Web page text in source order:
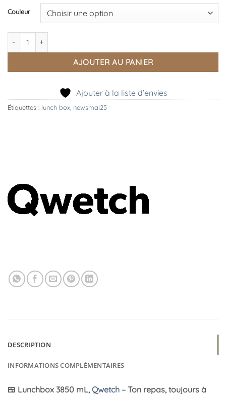
Couleur
quantité de Lunchbox 850 mL (4 Coloris), Qwetch
AJOUTER AU PANIER
Ajouter à la liste d’envies
Étiquettes : lunch box newsmai25
DESCRIPTION
INFORMATIONS COMPLÉMENTAIRES
🍱 Lunchbox 3850 mL, Qwetch – Ton repas, toujours à